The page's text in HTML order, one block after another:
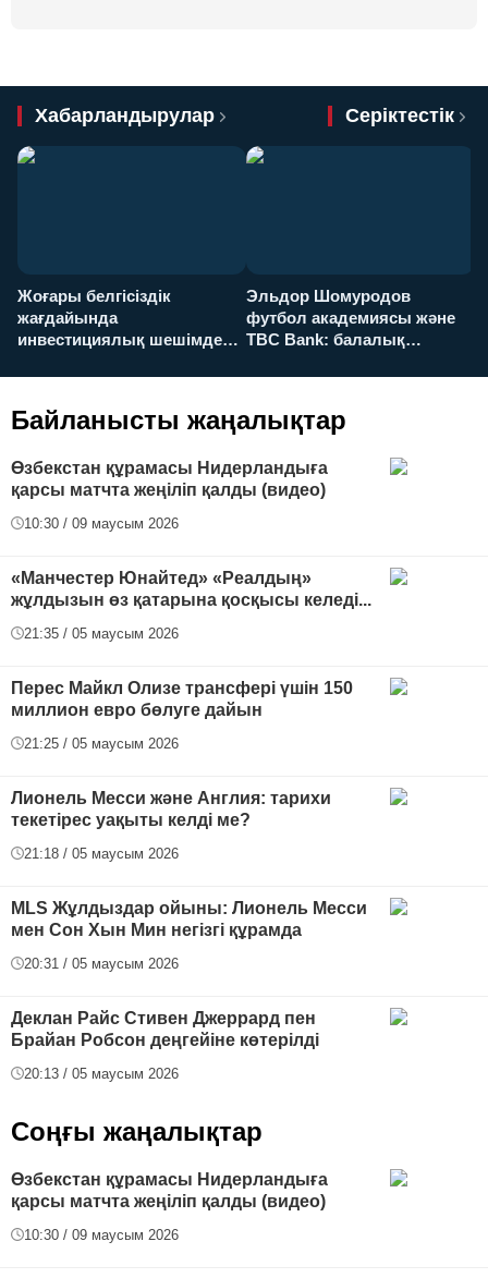
Хабарландырулар Серіктестік
Жоғары белгісіздік
жағдайында
инвестициялық шешімдер
Эльдор Шомуродов
футбол академиясы және
TBC Bank: балалық
Байланысты жаңалықтар
Өзбекстан құрамасы Нидерландыға
қарсы матчта жеңіліп қалды (видео)
10:30 / 09 маусым 2026
«Манчестер Юнайтед» «Реалдың»
жұлдызын өз қатарына қосқысы келеді...
21:35 / 05 маусым 2026
Перес Майкл Олизе трансфері үшін 150
миллион евро бөлуге дайын
21:25 / 05 маусым 2026
Лионель Месси және Англия: тарихи
текетірес уақыты келді ме?
21:18 / 05 маусым 2026
MLS Жұлдыздар ойыны: Лионель Месси
мен Сон Хын Мин негізгі құрамда
20:31 / 05 маусым 2026
Деклан Райс Стивен Джеррард пен
Брайан Робсон деңгейіне көтерілді
20:13 / 05 маусым 2026
Соңғы жаңалықтар
Өзбекстан құрамасы Нидерландыға
қарсы матчта жеңіліп қалды (видео)
10:30 / 09 маусым 2026